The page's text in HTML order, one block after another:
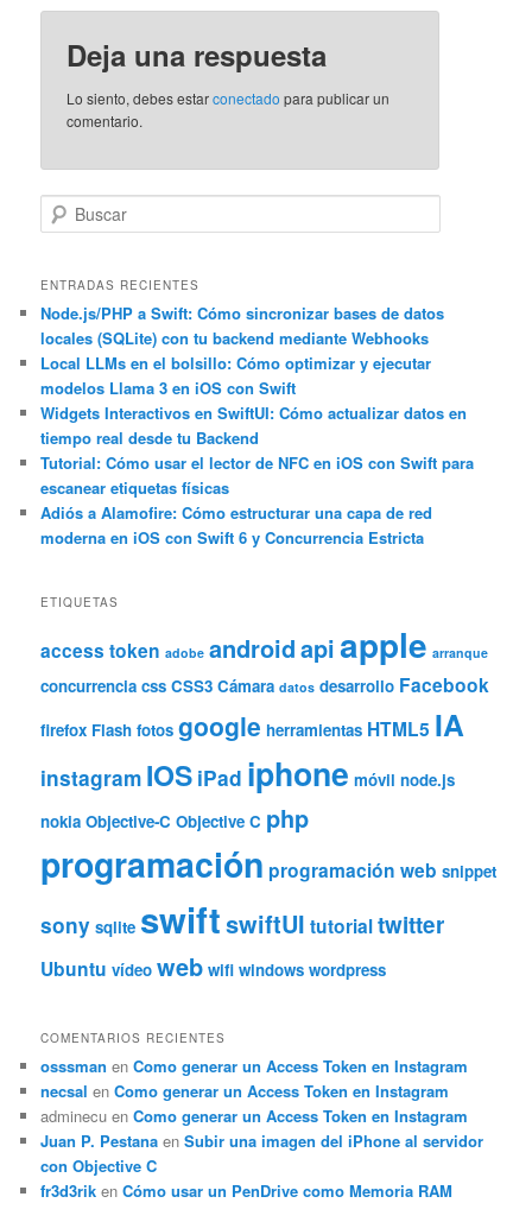
Deja una respuesta
Lo siento, debes estarconectado para publicar un
comentario.
u
c
a
r
ENTRADAS RECIENTES
Node.js/PHP a Swift: Cómo sincronizar bases de datos
locales (SQLite) con tu backend mediante Webhooks
Local LLMs en el bolsillo: Cómo optimizar y ejecutar
modelos Llama 3 en iOS con Swift
Widgets Interactivos en SwiftUI: Cómo actualizar datos en
tiempo real desde tu Backend
Tutorial: Cómo usar el lector de NFC en iOS con Swift para
escanear etiquetas físicas
Adiós a Alamofire: Cómo estructurar una capa de red
moderna en iOS con Swift 6 y Concurrencia Estricta
ETIQUETAS
access token adobe androidapiapple arranque
concurrencia css CSS3 Cámara datos desarrollo Facebook
firefox Flash fotos google herramientas HTML5 IA
instagram IOS iPad iphone móvil node.js
nokia Objective-C Objective C php
programación programación web snippet
sony sqlite swiftswiftUI tutorialtwitter
Ubuntu vídeo web wifi windows wordpress
COMENTARIOS RECIENTES
osssman enComo generar un Access Token en Instagram
necsal enComo generar un Access Token en Instagram
adminecu enComo generar un Access Token en Instagram
Juan P. Pestana enSubir una imagen del iPhone al servidor
con Objective C
fr3d3rik enCómo usar un PenDrive como Memoria RAM